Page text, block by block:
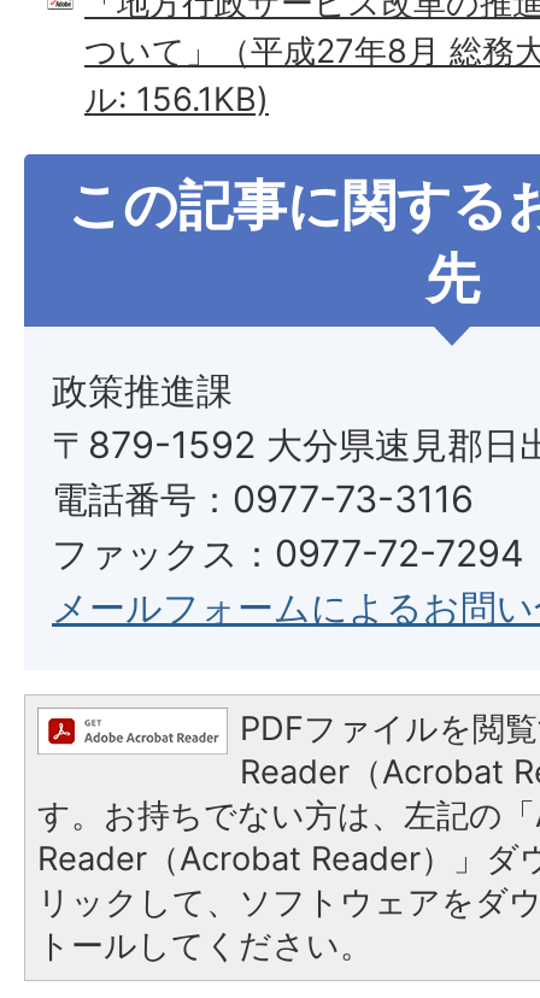
ついて」（平成27年8月 総務
ル: 156.1KB)
この記事に関する
先
政策推進課
〒879-1592 大分県速見郡日
電話番号：0977-73-3116
ファックス：0977-72-7294
メールフォームによるお問
PDFファイルを閲
Reader（Acrobat
す。お持ちでない方は、左記の
Reader（Acrobat Reader）」ダ
リックして、ソフトウェアをダ
トールしてください。